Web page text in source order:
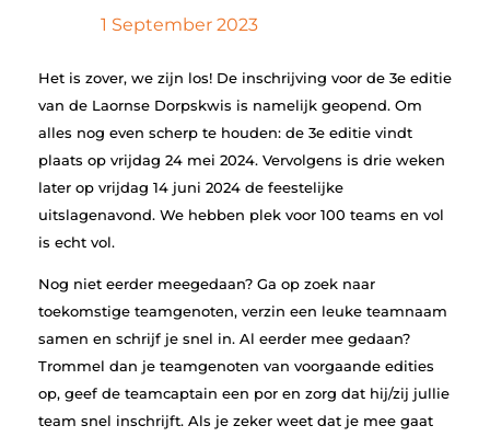
1 September 2023
Het is zover, we zijn los! De inschrijving voor de 3e editie
van de Laornse Dorpskwis is namelijk geopend. Om
alles nog even scherp te houden: de 3e editie vindt
plaats op vrijdag 24 mei 2024. Vervolgens is drie weken
later op vrijdag 14 juni 2024 de feestelijke
uitslagenavond. We hebben plek voor 100 teams en vol
is echt vol.
Nog niet eerder meegedaan? Ga op zoek naar
toekomstige teamgenoten, verzin een leuke teamnaam
samen en schrijf je snel in. Al eerder mee gedaan?
Trommel dan je teamgenoten van voorgaande edities
op, geef de teamcaptain een por en zorg dat hij/zij jullie
team snel inschrijft. Als je zeker weet dat je mee gaat